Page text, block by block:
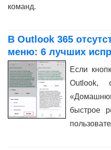
команд.
В Outlook 365
меню: 6 лучших
Если
Outlook,
быстрое